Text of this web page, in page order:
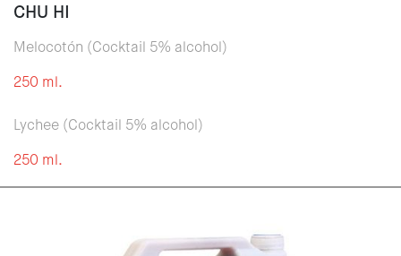
CHU HI
Melocotón (Cocktail 5% alcohol)
250 ml.
Lychee (Cocktail 5% alcohol)
250 ml.